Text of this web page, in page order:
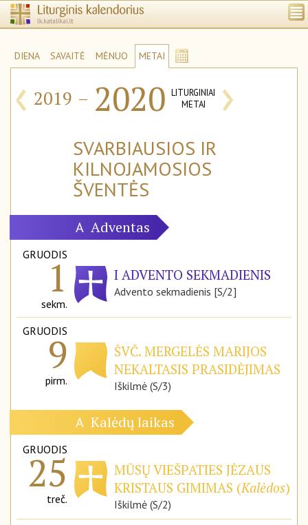
DIENA SAVAITĖ MĖNUO METAI
‹ 2019 – 2020 LITURGINIAI
METAI
›
SVARBIAUSIOS IR
KILNOJAMOSIOS
ŠVENTĖS
A Adventas
GRUODIS
1
sekm.
I ADVENTO SEKMADIENIS
Advento sekmadienis [S/2]
GRUODIS
9
pirm.
ŠVČ. MERGELĖS MARIJOS
NEKALTASIS PRASIDĖJIMAS
Iškilmė (S/3)
A Kalėdų laikas
GRUODIS
25
treč.
MŪSŲ VIEŠPATIES JĖZAUS
KRISTAUS GIMIMAS (Kalėdos)
Iškilmė (S/2)